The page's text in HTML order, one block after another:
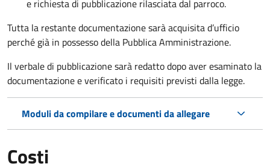
e richiesta di pubblicazione rilasciata dal parroco.
Tutta la restante documentazione sarà acquisita d’ufficio
perché già in possesso della Pubblica Amministrazione.
Il verbale di pubblicazione sarà redatto dopo aver esaminato la
documentazione e verificato i requisiti previsti dalla legge.
Moduli da compilare e documenti da allegare
Costi